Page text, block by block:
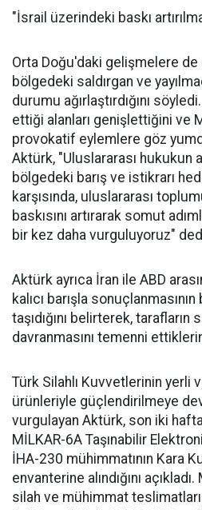
"İsrail üzerindeki baskı
Orta Doğu'daki gelişmelere
bölgedeki saldırgan ve
durumu ağırlaştırdığını
ettiği alanları genişlettiğini ve
provokatif eylemlere göz
Aktürk, "Uluslararası hukukun
bölgedeki barış ve istikrarı
karşısında, uluslararası
baskısını artırarak somut
bir kez daha vurguluyoruz"
Aktürk ayrıca İran ile ABD
kalıcı barışla
taşıdığını belirterek, tarafların
davranmasını temenni
Türk Silahlı Kuvvetlerinin yerli
ürünleriyle güçlendirilmeye
vurgulayan Aktürk, son iki
MİLKAR-6A Taşınabilir
İHA-230 mühimmatının Kara
envanterine alındığını
silah ve mühimmat